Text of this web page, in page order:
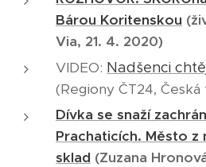
Bárou Koritenskou
Via, 21. 4. 2020)
VIDEO: Nadšenci
(Regiony ČT24,
Dívka se snaží
Prachaticích. Město z
sklad (Zuzana